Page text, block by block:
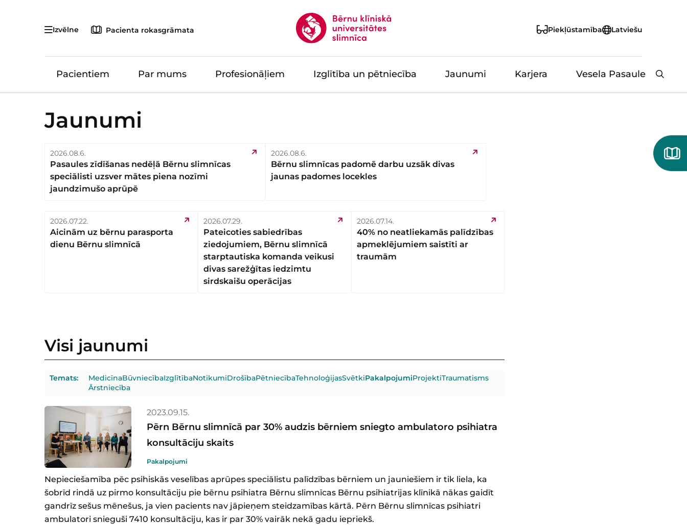
Izvēlne Pacienta rokasgrāmata Piekļūstamība Latviešu
Pacientiem Par mums Profesionāļiem Izglītība un pētniecība Jaunumi Karjera Vesela Pasaule
Aizvērt
Jaunumi
2026.08.6.
Pasaules zīdīšanas nedēļā Bērnu slimnīcas
speciālisti uzsver mātes piena nozīmi
jaundzimušo aprūpē
2026.08.6.
Bērnu slimnīcas padomē darbu uzsāk divas
jaunas padomes locekles
2026.07.22.
Aicinām uz bērnu parasporta
dienu Bērnu slimnīcā
2026.07.29.
Pateicoties sabiedrības
ziedojumiem, Bērnu slimnīcā
starptautiska komanda veikusi
divas sarežģītas iedzimtu
sirdskaišu operācijas
2026.07.14.
40% no neatliekamās palīdzības
apmeklējumiem saistīti ar
traumām
Visi jaunumi
Temats: MedicīnaBūvniecībaIzglītībaNotikumiDrošībaPētniecībaTehnoloģijasSvētkiPakalpojumiProjektiTraumatisms
Ārstniecība
2023.09.15.
Pērn Bērnu slimnīcā par 30% audzis bērniem sniegto ambulatoro psihiatra
konsultāciju skaits
Pakalpojumi
Nepieciešamība pēc psihiskās veselības aprūpes speciālistu palīdzības bērniem un jauniešiem ir tik liela, ka
šobrīd rindā uz pirmo konsultāciju pie bērnu psihiatra Bērnu slimnīcas Bērnu psihiatrijas klīnikā nākas gaidīt
gandrīz sešus mēnešus, ja vien pacients nav jāpieņem steidzamības kārtā. Pērn Bērnu slimnīcas psihiatri
ambulatori snieguši 7410 konsultāciju, kas ir par 30% vairāk nekā gadu iepriekš.